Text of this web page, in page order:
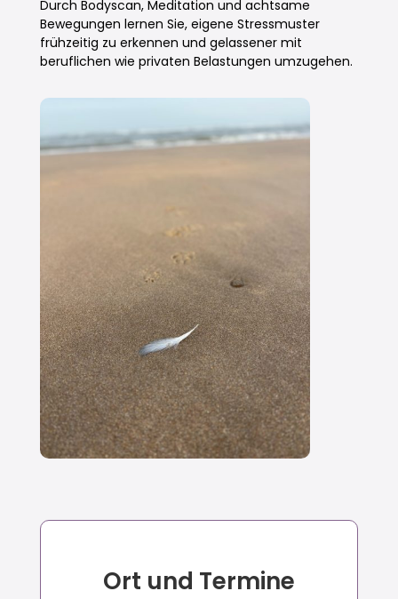
Durch Bodyscan, Meditation und achtsame
Bewegungen lernen Sie, eigene Stressmuster
frühzeitig zu erkennen und gelassener mit
beruflichen wie privaten Belastungen umzugehen.
Ort und Termine